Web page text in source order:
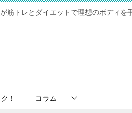
筋トレとダイエットで理想のボディを
！ コラム